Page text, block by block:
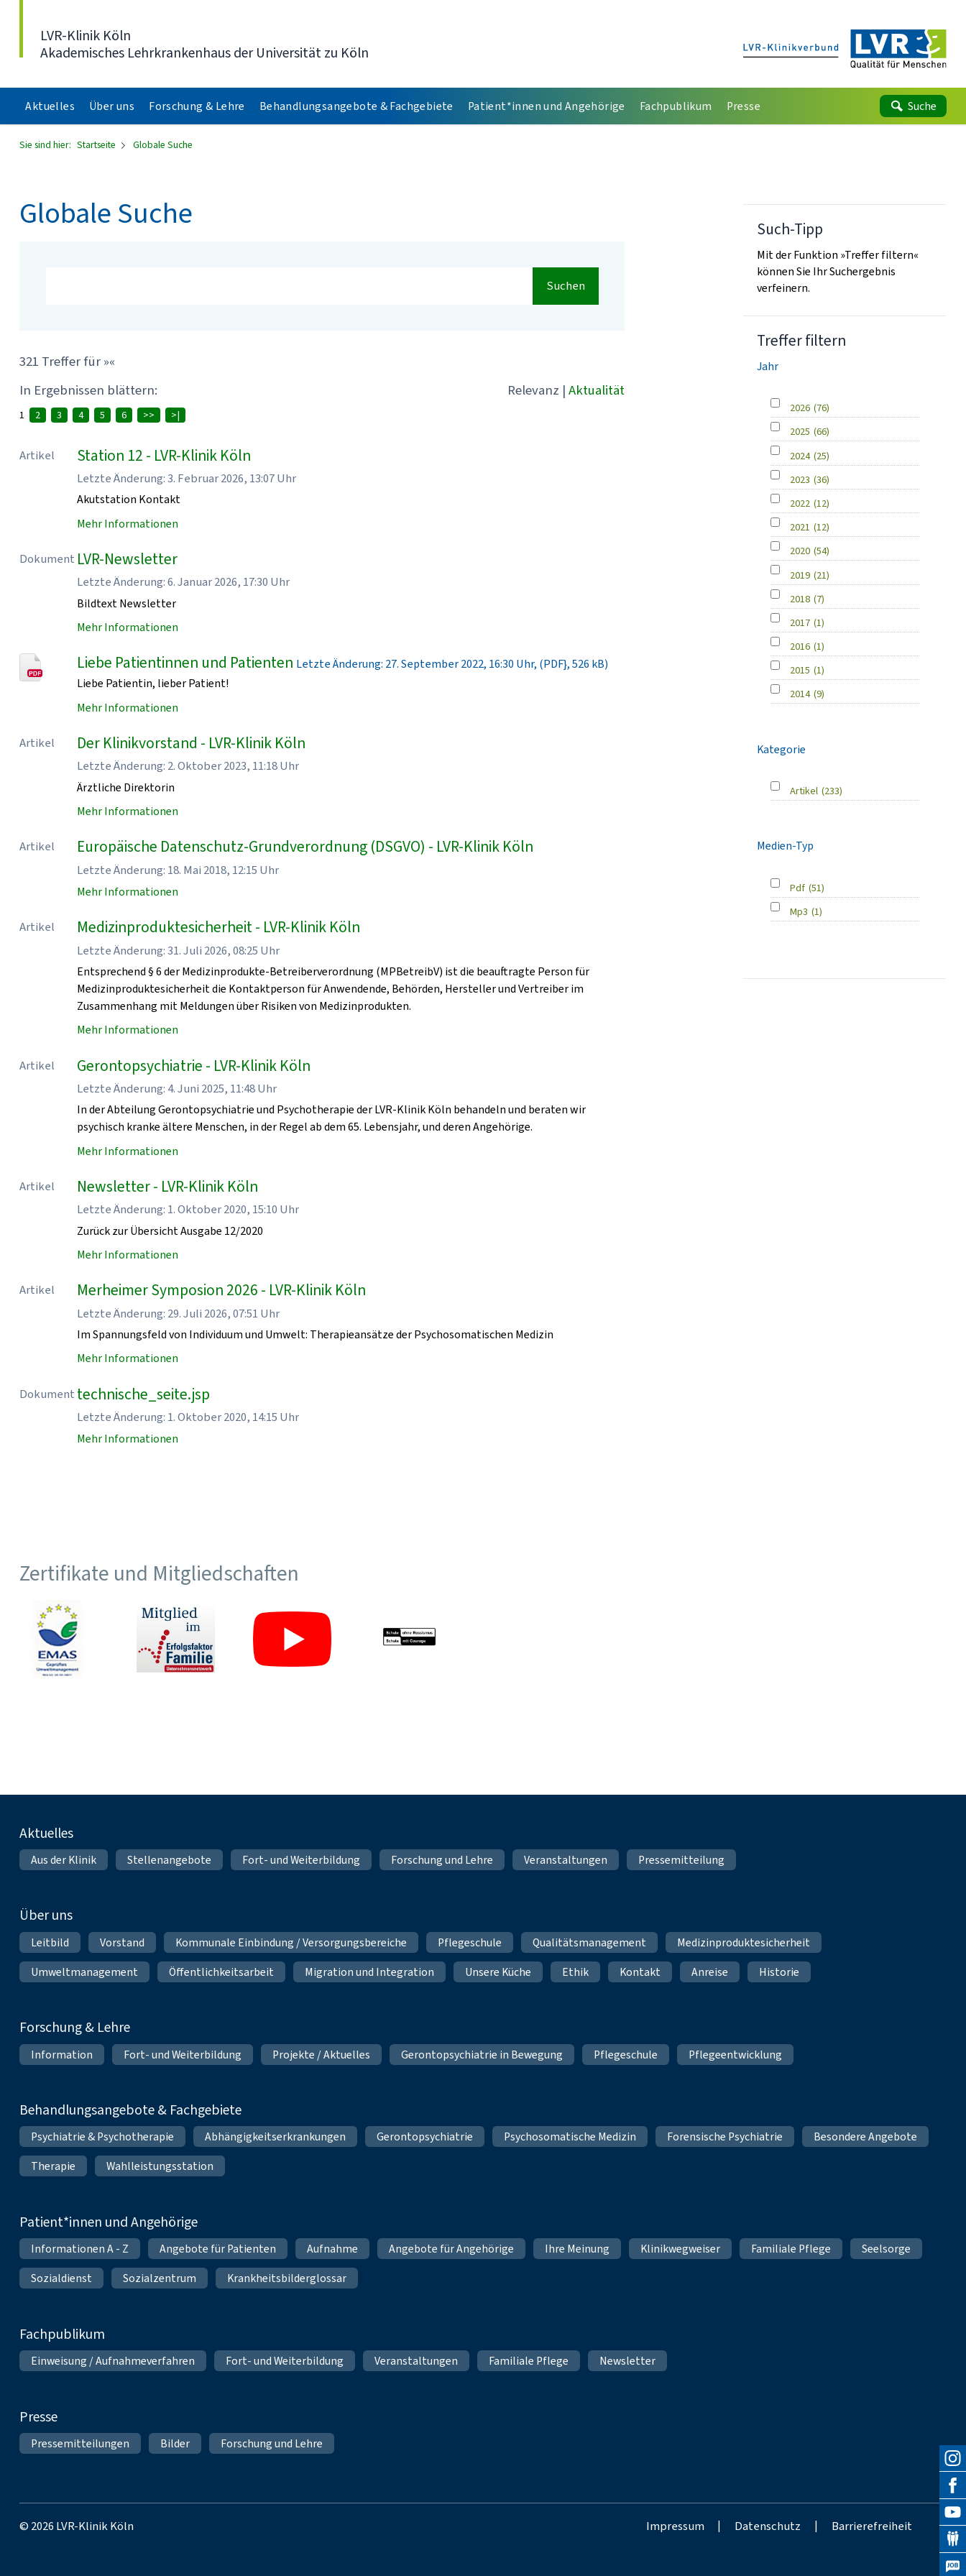
LVR-Klinik Köln
Akademisches Lehrkrankenhaus der Universität zu Köln
Aktuelles Über uns Forschung & Lehre Behandlungsangebote & Fachgebiete Patient*innen und Angehörige Fachpublikum Presse Suche
Sie sind hier: Startseite Globale Suche
Globale Suche
Suchen
321 Treffer für »«
In Ergebnissen blättern:
Relevanz | Aktualität
1 2 3 4 5 6 >> >|
Artikel Station 12 - LVR-Klinik Köln
Letzte Änderung: 3. Februar 2026, 13:07 Uhr
Akutstation Kontakt
Mehr Informationen
Dokument LVR-Newsletter
Letzte Änderung: 6. Januar 2026, 17:30 Uhr
Bildtext Newsletter
Mehr Informationen
Liebe Patientinnen und Patienten Letzte Änderung: 27. September 2022, 16:30 Uhr, (PDF}, 526 kB)
Liebe Patientin, lieber Patient!
Mehr Informationen
Artikel Der Klinikvorstand - LVR-Klinik Köln
Letzte Änderung: 2. Oktober 2023, 11:18 Uhr
Ärztliche Direktorin
Mehr Informationen
Artikel Europäische Datenschutz-Grundverordnung (DSGVO) - LVR-Klinik Köln
Letzte Änderung: 18. Mai 2018, 12:15 Uhr
Mehr Informationen
Artikel Medizinproduktesicherheit - LVR-Klinik Köln
Letzte Änderung: 31. Juli 2026, 08:25 Uhr
Entsprechend § 6 der Medizinprodukte-Betreiberverordnung (MPBetreibV) ist die beauftragte Person für
Medizinproduktesicherheit die Kontaktperson für Anwendende, Behörden, Hersteller und Vertreiber im
Zusammenhang mit Meldungen über Risiken von Medizinprodukten.
Mehr Informationen
Artikel Gerontopsychiatrie - LVR-Klinik Köln
Letzte Änderung: 4. Juni 2025, 11:48 Uhr
In der Abteilung Gerontopsychiatrie und Psychotherapie der LVR-Klinik Köln behandeln und beraten wir
psychisch kranke ältere Menschen, in der Regel ab dem 65. Lebensjahr, und deren Angehörige.
Mehr Informationen
Artikel Newsletter - LVR-Klinik Köln
Letzte Änderung: 1. Oktober 2020, 15:10 Uhr
Zurück zur Übersicht Ausgabe 12/2020
Mehr Informationen
Artikel Merheimer Symposion 2026 - LVR-Klinik Köln
Letzte Änderung: 29. Juli 2026, 07:51 Uhr
Im Spannungsfeld von Individuum und Umwelt: Therapieansätze der Psychosomatischen Medizin
Mehr Informationen
Dokument technische_seite.jsp
Letzte Änderung: 1. Oktober 2020, 14:15 Uhr
Mehr Informationen
Such-Tipp
Mit der Funktion »Treffer filtern«
können Sie Ihr Suchergebnis
verfeinern.
Treffer filtern
Jahr
2026 (76)
2025 (66)
2024 (25)
2023 (36)
2022 (12)
2021 (12)
2020 (54)
2019 (21)
2018 (7)
2017 (1)
2016 (1)
2015 (1)
2014 (9)
Kategorie
Artikel (233)
Medien-Typ
Pdf (51)
Mp3 (1)
Zertifikate und Mitgliedschaften
Fußnavigation
Aktuelles
Aus der Klinik Stellenangebote Fort- und Weiterbildung Forschung und Lehre Veranstaltungen Pressemitteilung
Über uns
Leitbild Vorstand Kommunale Einbindung / Versorgungsbereiche Pflegeschule Qualitätsmanagement
Medizinproduktesicherheit
Umweltmanagement
Öffentlichkeitsarbeit Migration und Integration Unsere Küche Ethik Kontakt Anreise Historie
Forschung & Lehre
Information Fort- und Weiterbildung Projekte / Aktuelles Gerontopsychiatrie in Bewegung Pflegeschule Pflegeentwicklung
Behandlungsangebote & Fachgebiete
Psychiatrie & Psychotherapie Abhängigkeitserkrankungen Gerontopsychiatrie Psychosomatische Medizin Forensische Psychiatrie
Besondere Angebote
Therapie
Wahlleistungsstation
Patient*innen und Angehörige
Informationen A - Z Angebote für Patienten Aufnahme Angebote für Angehörige Ihre Meinung Klinikwegweiser Familiale Pflege
Seelsorge
Sozialdienst
Sozialzentrum Krankheitsbilderglossar
Fachpublikum
Einweisung / Aufnahmeverfahren Fort- und Weiterbildung Veranstaltungen Familiale Pflege Newsletter
Presse
Pressemitteilungen Bilder Forschung und Lehre
© 2026 LVR-Klinik Köln Impressum | Datenschutz | Barrierefreiheit